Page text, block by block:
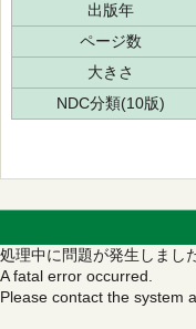
出版年
ページ数
大きさ
NDC分類(10版)
処理中に問題が発生しまし
A fatal error occurred.
Please contact the system